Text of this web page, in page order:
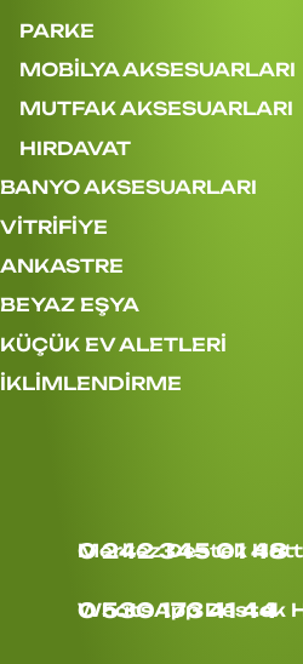
PARKE
MOBİLYA AKSESUARLARI
MUTFAK AKSESUARLARI
HIRDAVAT
BANYO AKSESUARLARI
VİTRİFİYE
ANKASTRE
BEYAZ EŞYA
KÜÇÜK EV ALETLERİ
İKLİMLENDİRME
Merkez Destek
0 242 345 01 48
WhatsApp Destek
0 530 173 41 44